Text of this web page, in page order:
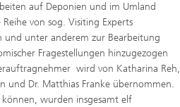
auf Deponien und im Umland
von sog. Visiting Experts
und unter anderem zur Bearbeitung
Fragestellungen hinzugezogen
wird von Katharina Reh,
und Dr. Matthias Franke übernommen.
wurden insgesamt elf